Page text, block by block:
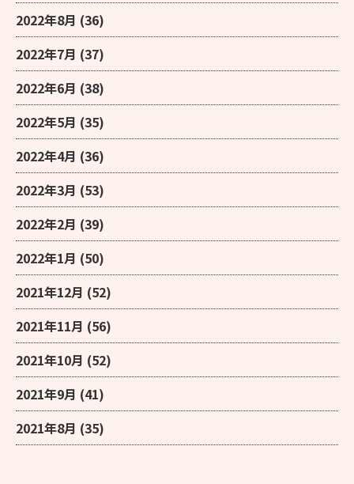
2022年8月 (36)
2022年7月 (37)
2022年6月 (38)
2022年5月 (35)
2022年4月 (36)
2022年3月 (53)
2022年2月 (39)
2022年1月 (50)
2021年12月 (52)
2021年11月 (56)
2021年10月 (52)
2021年9月 (41)
2021年8月 (35)